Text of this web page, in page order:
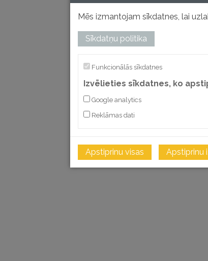
Mēs izmantojam sīkdatnes, lai
Sīkdatņu politika
Funkcionālās sīkdatnes
Izvēlieties sīkdatnes, ko
Google analytics
Reklāmas dati
Apstiprinu visas Apstiprinu